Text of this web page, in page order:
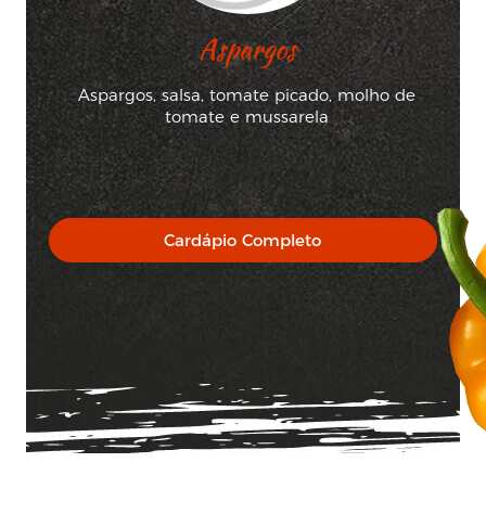
Aspargos
Aspargos, salsa, tomate picado, molho de
tomate e mussarela
Cardápio Completo